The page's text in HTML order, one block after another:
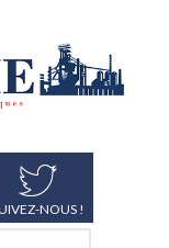
NOUS !